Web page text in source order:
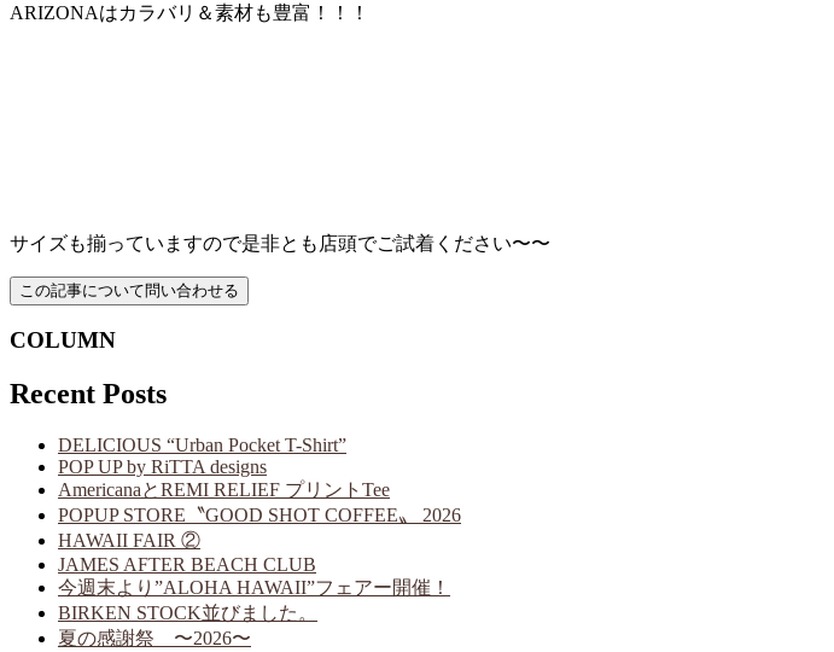
ARIZONAはカラバリ＆素材も豊富！！！
サイズも揃っていますので是非とも店頭でご試着ください〜〜
COLUMN
Recent Posts
DELICIOUS “Urban Pocket T-Shirt”
POP UP by RiTTA designs
AmericanaとREMI RELIEF プリントTee
POPUP STORE〝GOOD SHOT COFFEE〟 2026
HAWAII FAIR ②
JAMES AFTER BEACH CLUB
今週末より”ALOHA HAWAII”フェアー開催！
BIRKEN STOCK並びました。
夏の感謝祭 〜2026〜